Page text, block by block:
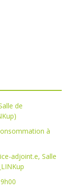
de
à
adjoint.e, Salle